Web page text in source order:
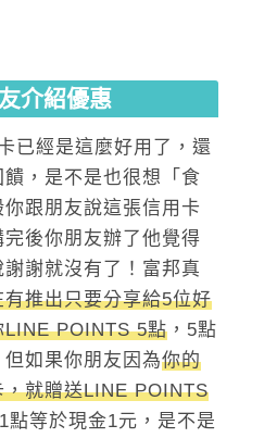
介紹優惠
已經是這麼好用了，還
，是不是也很想「食
跟朋友說這張信用卡
後你朋友辦了他覺得
謝就沒有了！富邦真
有推出只要分享給5位好
LINE POINTS 5點 ，5點
如果你朋友因為你的
就贈送LINE POINTS
點等於現金1元，是不是